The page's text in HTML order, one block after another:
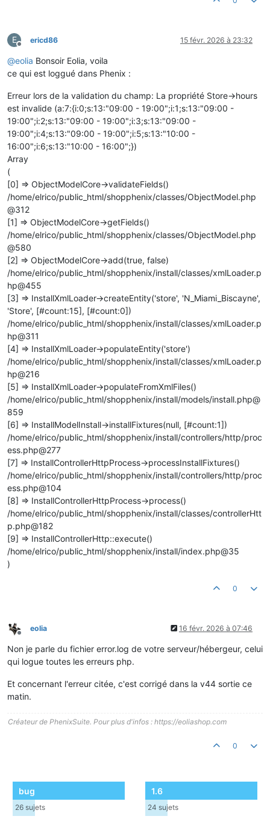
E
Hors-ligne
ericd86 15 févr. 2026 à 23:32
@eolia Bonsoir Eolia, voila
ce qui est loggué dans Phenix :
Erreur lors de la validation du champ: La propriété Store->hours
est invalide (a:7:{i:0;s:13:"09:00 - 19:00";i:1;s:13:"09:00 -
19:00";i:2;s:13:"09:00 - 19:00";i:3;s:13:"09:00 -
19:00";i:4;s:13:"09:00 - 19:00";i:5;s:13:"10:00 -
16:00";i:6;s:13:"10:00 - 16:00";})
Array
(
[0] => ObjectModelCore->validateFields()
/home/elrico/public_html/shopphenix/classes/ObjectModel.php
@312
[1] => ObjectModelCore->getFields()
/home/elrico/public_html/shopphenix/classes/ObjectModel.php
@580
[2] => ObjectModelCore->add(true, false)
/home/elrico/public_html/shopphenix/install/classes/xmlLoader.p
hp@455
[3] => InstallXmlLoader->createEntity('store', 'N_Miami_Biscayne',
'Store', [#count:15], [#count:0])
/home/elrico/public_html/shopphenix/install/classes/xmlLoader.p
hp@311
[4] => InstallXmlLoader->populateEntity('store')
/home/elrico/public_html/shopphenix/install/classes/xmlLoader.p
hp@216
[5] => InstallXmlLoader->populateFromXmlFiles()
/home/elrico/public_html/shopphenix/install/models/install.php@
859
[6] => InstallModelInstall->installFixtures(null, [#count:1])
/home/elrico/public_html/shopphenix/install/controllers/http/proc
ess.php@277
[7] => InstallControllerHttpProcess->processInstallFixtures()
/home/elrico/public_html/shopphenix/install/controllers/http/proc
ess.php@104
[8] => InstallControllerHttpProcess->process()
/home/elrico/public_html/shopphenix/install/classes/controllerHtt
p.php@182
[9] => InstallControllerHttp::execute()
/home/elrico/public_html/shopphenix/install/index.php@35
)
0
Hors-ligne
eolia 16 févr. 2026 à 07:46
Non je parle du fichier error.log de votre serveur/hébergeur, celui
qui logue toutes les erreurs php.
Et concernant l'erreur citée, c'est corrigé dans la v44 sortie ce
matin.
Créateur de PhenixSuite. Pour plus d'infos : https://eoliashop.com
0
bug
26 sujets
1.6
24 sujets